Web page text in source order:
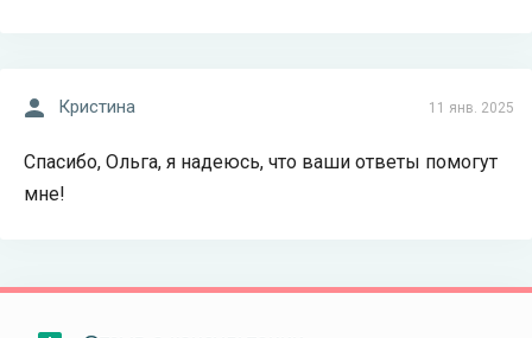
11 янв. 2025
Кристина
Спасибо, Ольга, я надеюсь, что ваши ответы помогут
мне!